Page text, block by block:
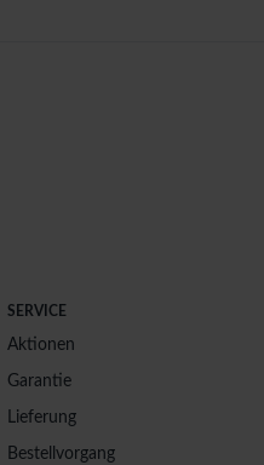
SERVICE
Aktionen
Garantie
Lieferung
Bestellvorgang